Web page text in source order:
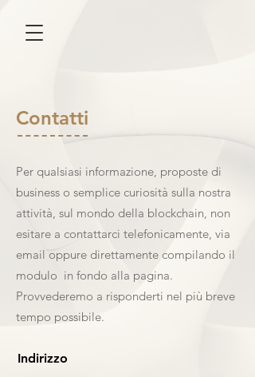
Contatti
Per qualsiasi informazione, proposte di
business o semplice curiosità sulla nostra
attività, sul mondo della blockchain, non
esitare a contattarci telefonicamente, via
email oppure direttamente compilando il
modulo in fondo alla pagina.
Provvederemo a risponderti nel più breve
tempo possibile.
Indirizzo